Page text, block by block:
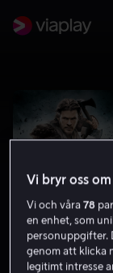
Vi bryr oss
Vi och våra78
en enhet, som
personuppgifter.
genom att klicka
legitimt intresse